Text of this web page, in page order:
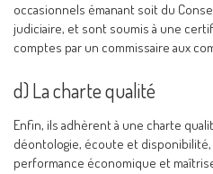
occasionnels émanant soit du
judiciaire, et sont soumis à une
comptes par un commissaire aux
d) La charte qualité
Enfin, ils adhèrent à une charte
déontologie, écoute et
performance économique et